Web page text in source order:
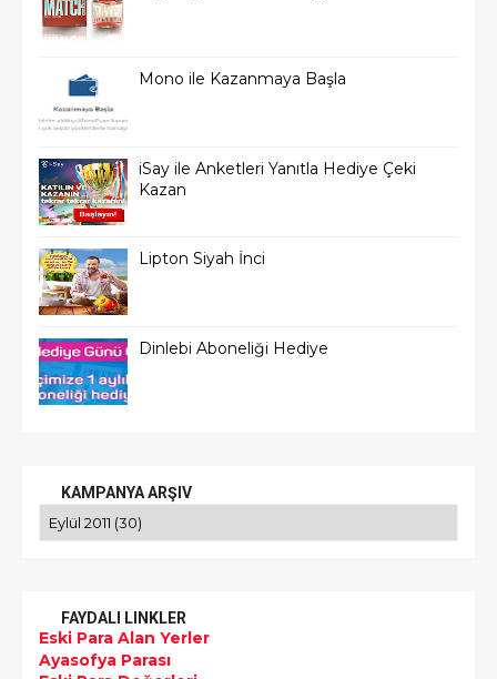
Mono ile Kazanmaya Başla
iSay ile Anketleri Yanıtla Hediye Çeki
Kazan
Lipton Siyah İnci
Dinlebi Aboneliği Hediye
KAMPANYA ARŞIV
FAYDALI LINKLER
Eski Para Alan Yerler
Ayasofya Parası